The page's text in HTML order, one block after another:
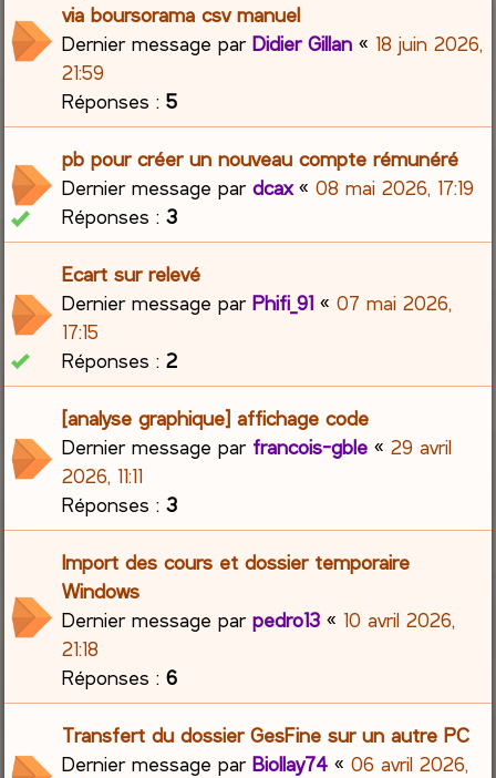
via boursorama csv manuel
Dernier message parDidier Gillan « 18 juin 2026,
21:59
Réponses :5
pb pour créer un nouveau compte rémunéré
Dernier message pardcax«08 mai 2026, 17:19
Réponses :3
Ecart sur relevé
Dernier message parPhifi_91 «07 mai 2026,
17:15
Réponses :2
[analyse graphique] affichage code
Dernier message par francois-gble «29 avril
2026, 11:11
Réponses :3
Import des cours et dossier temporaire
Windows
Dernier message parpedro13 « 10 avril 2026,
21:18
Réponses :6
Transfert du dossier GesFine sur un autre PC
Dernier message parBiollay74 «06 avril 2026,